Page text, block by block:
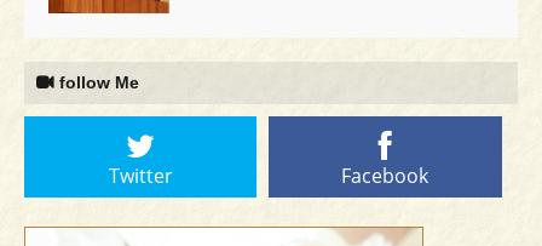
follow Me
Twitter Facebook